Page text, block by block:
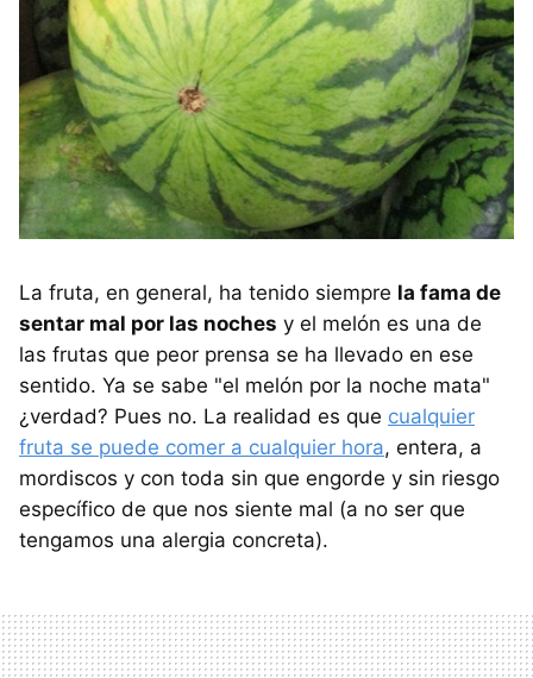
La fruta, en general, ha tenido siempre la fama de
sentar mal por las noches y el melón es una de
las frutas que peor prensa se ha llevado en ese
sentido. Ya se sabe "el melón por la noche mata"
¿verdad? Pues no. La realidad es que cualquier
fruta se puede comer a cualquier hora, entera, a
mordiscos y con toda sin que engorde y sin riesgo
específico de que nos siente mal (a no ser que
tengamos una alergia concreta).